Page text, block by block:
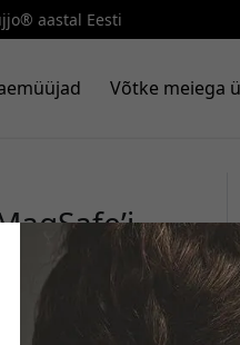
aastal Eesti
Võtke meiega
- Tan
🎉